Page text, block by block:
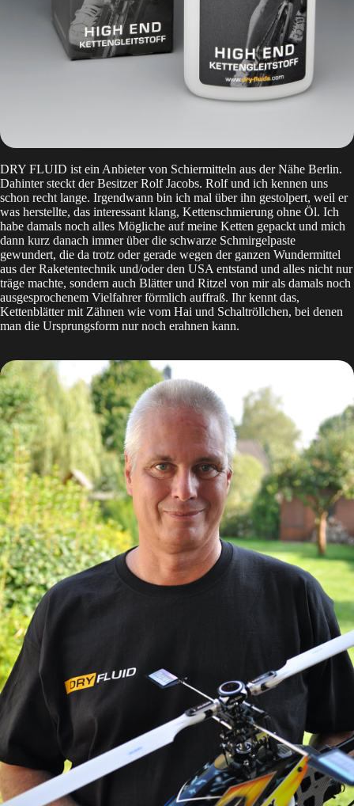
DRY FLUID ist ein Anbieter von Schiermitteln aus der Nähe Berlin.
Dahinter steckt der Besitzer Rolf Jacobs. Rolf und ich kennen uns
schon recht lange. Irgendwann bin ich mal über ihn gestolpert, weil er
was herstellte, das interessant klang, Kettenschmierung ohne Öl. Ich
habe damals noch alles Mögliche auf meine Ketten gepackt und mich
dann kurz danach immer über die schwarze Schmirgelpaste
gewundert, die da trotz oder gerade wegen der ganzen Wundermittel
aus der Raketentechnik und/oder den USA entstand und alles nicht nur
träge machte, sondern auch Blätter und Ritzel von mir als damals noch
ausgesprochenem Vielfahrer förmlich auffraß. Ihr kennt das,
Kettenblätter mit Zähnen wie vom Hai und Schaltröllchen, bei denen
man die Ursprungsform nur noch erahnen kann.